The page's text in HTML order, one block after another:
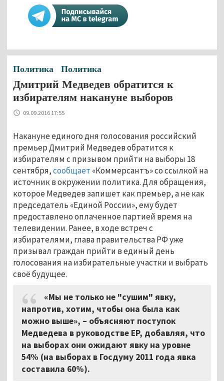
Политика Политика
Дмитрий Медведев обратится к
избирателям накануне выборов
09.09.2016 17:55
Накануне единого дня голосования российский
премьер Дмитрий Медведев обратится к
избирателям с призывом прийти на выборы 18
сентября,сообщает «Коммерсантъ» со ссылкой на
источник в окружении политика. Для обращения,
которое Медведев запишет как премьер, а не как
председатель «Единой России», ему будет
предоставлено оплаченное партией время на
телевидении. Ранее, в ходе встреч с
избирателями, глава правительства РФ уже
призывал граждан прийти в единый день
голосования на избирательные участки и выбрать
своё будущее.
«Мы не только не "сушим" явку,
напротив, хотим, чтобы она была как
можно выше», – объясняют поступок
Медведева в руководстве ЕР, добавляя, что
на выборах они ожидают явку на уровне
54% (на выборах в Госдуму 2011 года явка
составила 60%).